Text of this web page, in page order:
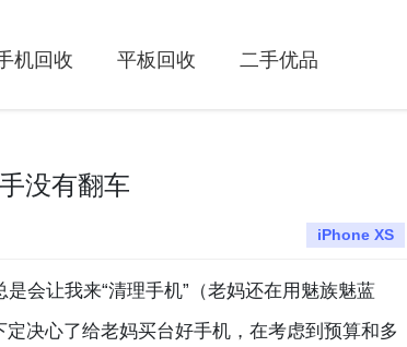
机回收 平板回收 二手优品
没有翻车
iPhone XS
会让我来“清理手机”（老妈还在用魅族魅蓝
决心了给老妈买台好手机，在考虑到预算和多